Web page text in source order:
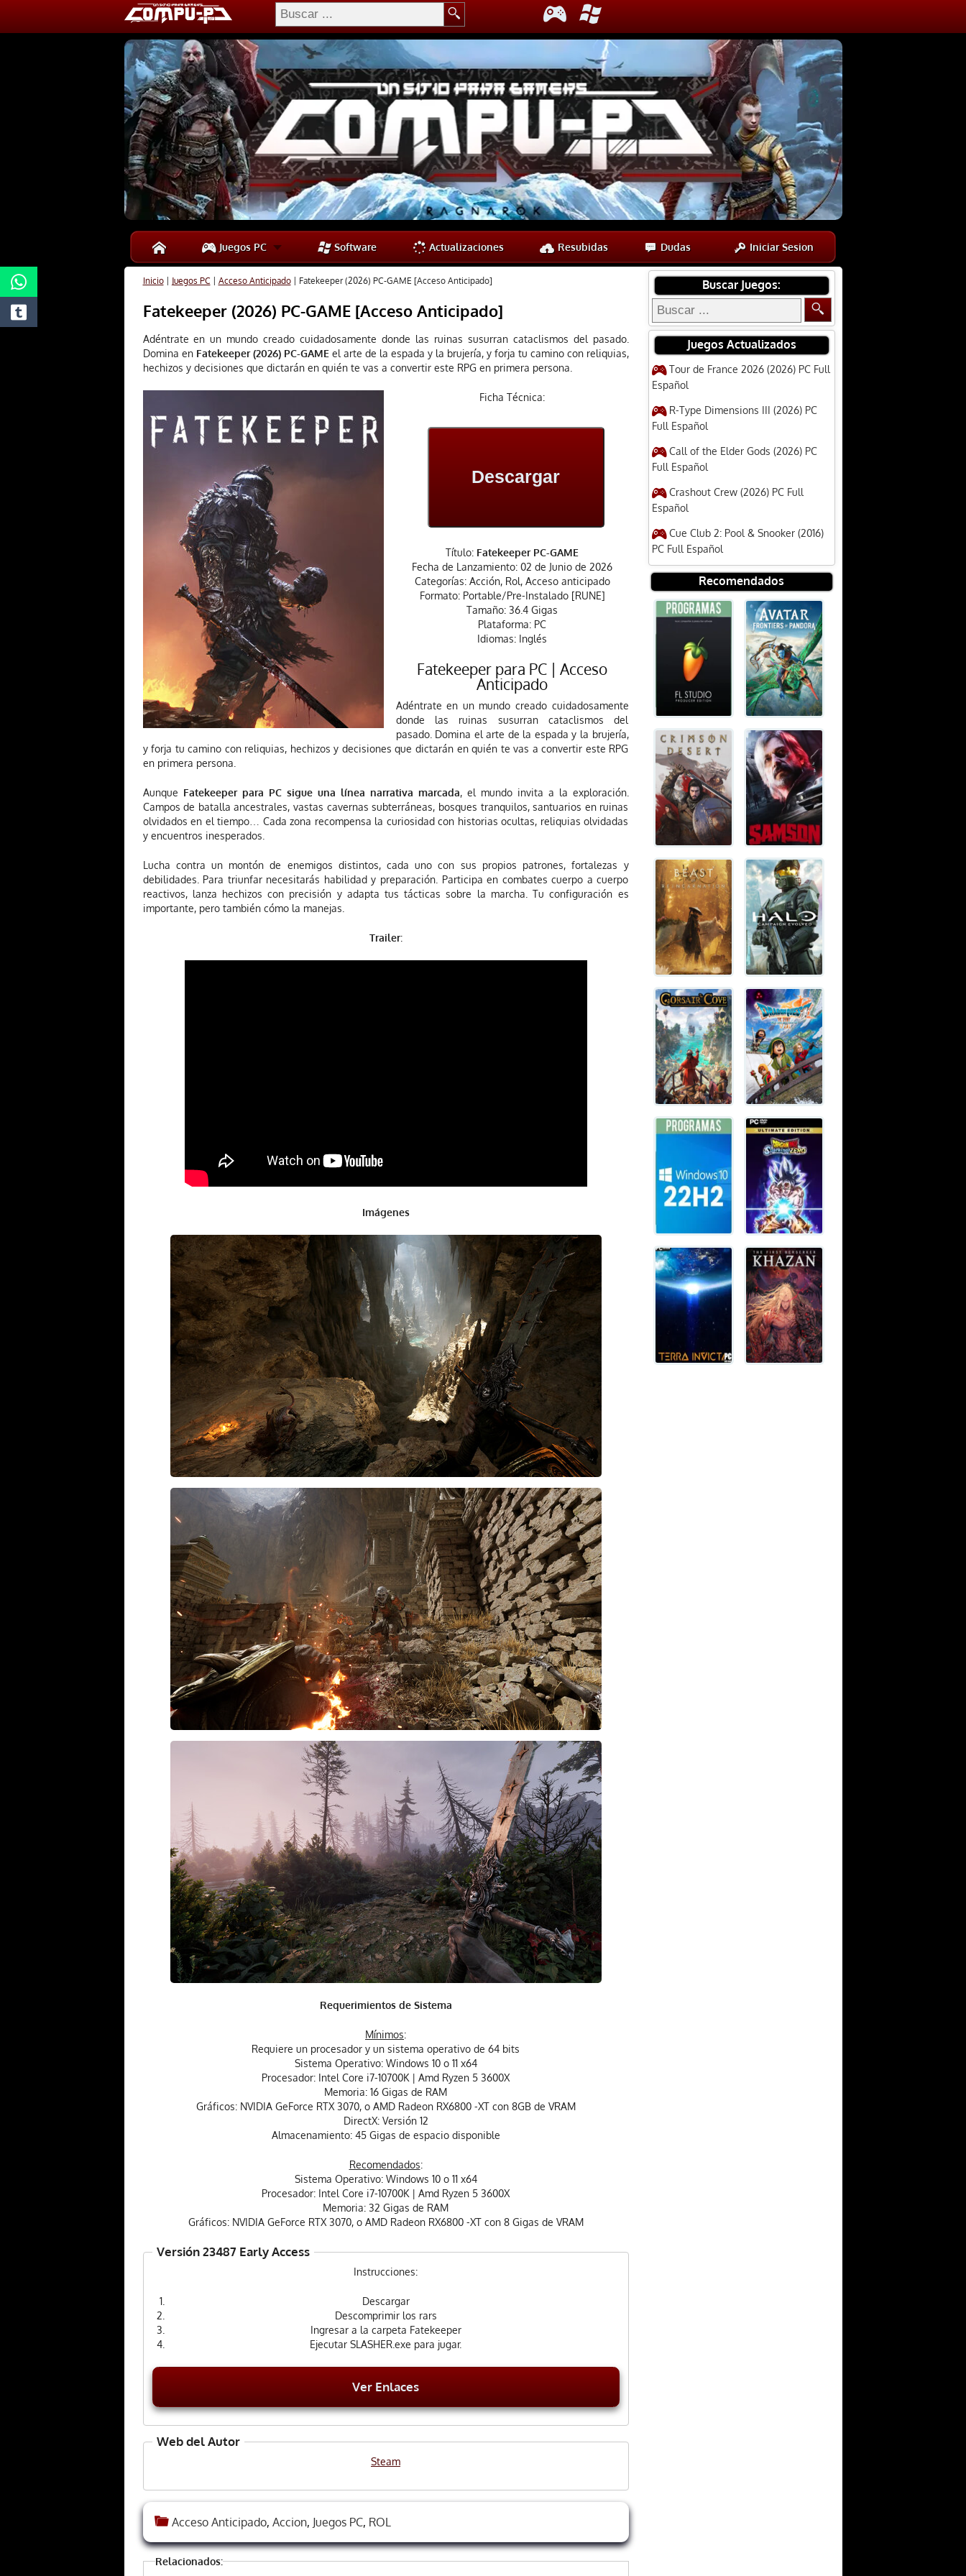
Juegos PC Software Actualizaciones Resubidas Dudas Iniciar Sesion
Inicio| Juegos PC | Acceso Anticipado| Fatekeeper (2026) PC-GAME [Acceso Anticipado]
Fatekeeper (2026) PC-GAME [Acceso Anticipado]
Adéntrate en un mundo creado cuidadosamente donde las ruinas susurran cataclismos del pasado.
Domina en Fatekeeper (2026) PC-GAMEel arte de la espada y la brujería, y forja tu camino con reliquias,
hechizos y decisiones que dictarán en quién te vas a convertir este RPG en primera persona.
Ficha Técnica:
Descargar
Título: Fatekeeper PC-GAME
Fecha de Lanzamiento: 02 de Junio de 2026
Categorías: Acción, Rol, Acceso anticipado
Formato: Portable/Pre-Instalado [RUNE]
Tamaño: 36.4 Gigas
Plataforma: PC
Idiomas: Inglés
Fatekeeper para PC | Acceso
Anticipado
Adéntrate en un mundo creado cuidadosamente
donde las ruinas susurran cataclismos del
pasado. Domina el arte de la espada y la brujería,
y forja tu camino con reliquias, hechizos y decisiones que dictarán en quién te vas a convertir este RPG
en primera persona.
Aunque Fatekeeper para PC sigue una línea narrativa marcada, el mundo invita a la exploración.
Campos de batalla ancestrales, vastas cavernas subterráneas, bosques tranquilos, santuarios en ruinas
olvidados en el tiempo… Cada zona recompensa la curiosidad con historias ocultas, reliquias olvidadas
y encuentros inesperados.
Lucha contra un montón de enemigos distintos, cada uno con sus propios patrones, fortalezas y
debilidades. Para triunfar necesitarás habilidad y preparación. Participa en combates cuerpo a cuerpo
reactivos, lanza hechizos con precisión y adapta tus tácticas sobre la marcha. Tu configuración es
importante, pero también cómo la manejas.
Trailer:
Imágenes
Requerimientos de Sistema
Mínimos:
Requiere un procesador y un sistema operativo de 64 bits
Sistema Operativo: Windows 10 o 11 x64
Procesador: Intel Core i7-10700K | Amd Ryzen 5 3600X
Memoria: 16 Gigas de RAM
Gráficos: NVIDIA GeForce RTX 3070, o AMD Radeon RX6800 -XT con 8GB de VRAM
DirectX: Versión 12
Almacenamiento: 45 Gigas de espacio disponible
Recomendados:
Sistema Operativo: Windows 10 o 11 x64
Procesador: Intel Core i7-10700K | Amd Ryzen 5 3600X
Memoria: 32 Gigas de RAM
Gráficos: NVIDIA GeForce RTX 3070, o AMD Radeon RX6800 -XT con 8 Gigas de VRAM
Versión 23487 Early Access
Instrucciones:
Descargar
Descomprimir los rars
Ingresar a la carpeta Fatekeeper
Ejecutar SLASHER.exe para jugar.
Ver Enlaces
Web del Autor
Steam
Acceso Anticipado, Accion, Juegos PC, ROL
Relacionados:
Buscar Juegos:
Juegos Actualizados
Tour de France 2026 (2026) PC Full
Español
R-Type Dimensions III (2026) PC
Full Español
Call of the Elder Gods (2026) PC
Full Español
Crashout Crew (2026) PC Full
Español
Cue Club 2: Pool & Snooker (2016)
PC Full Español
Recomendados